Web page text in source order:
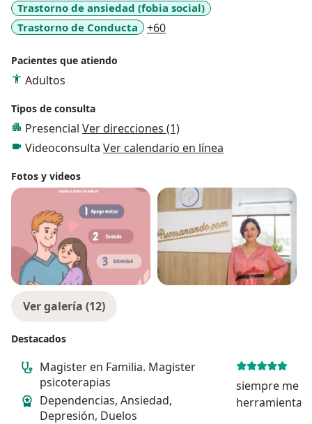
Trastorno de ansiedad (fobia social)
Trastorno de Conducta
+60a11y_sr_more_diseases
Pacientes que atiendo
Adultos
Tipos de consulta
Presencial Ver direcciones (1)
Videoconsulta Ver calendario en línea
Fotos y videos
Ver galería (12)
Destacados
Magister en Familia. Magister
psicoterapias
Dependencias, Ansiedad,
Depresión, Duelos
siempre me
herramientas